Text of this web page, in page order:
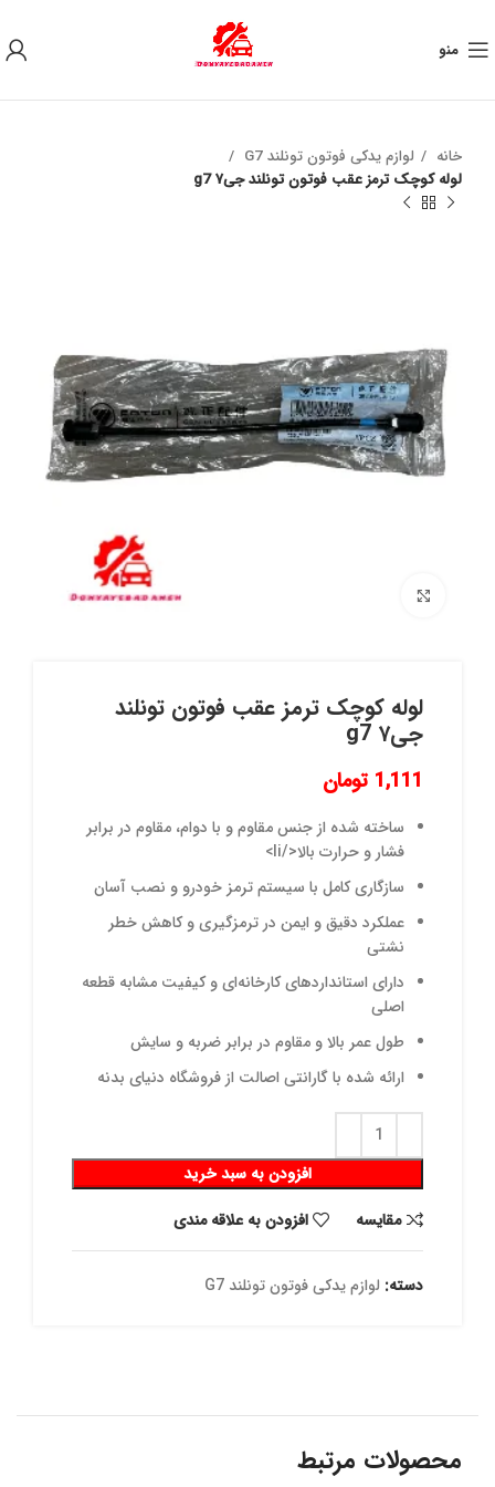
منو
خانه
لوازم یدکی فوتون تونلند G7
لوله کوچک ترمز عقب فوتون تونلند جی۷ g7
لوله کوچک ترمز عقب فوتون تونلند
جی۷ g7
1,111 تومان
ساخته شده از جنس مقاوم و با دوام، مقاوم در برابر
فشار و حرارت بالا</li>
سازگاری کامل با سیستم ترمز خودرو و نصب آسان
عملکرد دقیق و ایمن در ترمزگیری و کاهش خطر
نشتی
دارای استانداردهای کارخانه‌ای و کیفیت مشابه قطعه
اصلی
طول عمر بالا و مقاوم در برابر ضربه و سایش
ارائه شده با گارانتی اصالت از فروشگاه دنیای بدنه
افزودن به سبد خرید
مقايسه
افزودن به علاقه مندی
دسته: لوازم یدکی فوتون تونلند G7
محصولات مرتبط
به علت نوسان ارز ، لطفا قبل از خرید تماس بگیرید.